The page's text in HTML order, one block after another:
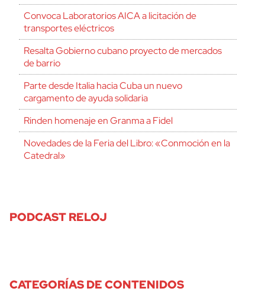
Convoca Laboratorios AICA a licitación de
transportes eléctricos
Resalta Gobierno cubano proyecto de mercados
de barrio
Parte desde Italia hacia Cuba un nuevo
cargamento de ayuda solidaria
Rinden homenaje en Granma a Fidel
Novedades de la Feria del Libro: «Conmoción en la
Catedral»
PODCAST RELOJ
CATEGORÍAS DE CONTENIDOS